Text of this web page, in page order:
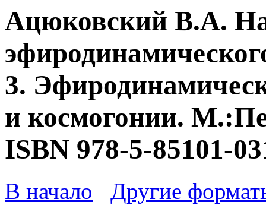
Ацюковский В.А.
3.
и космогонии.
ISBN 978-5-85101-
В начало Другие